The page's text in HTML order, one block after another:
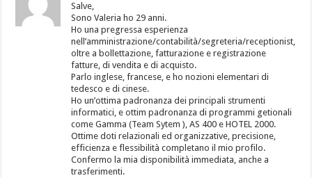
Salve,
Sono Valeria ho 29 anni.
Ho una pregressa esperienza
nell’amministrazione/contabilità/segreteria/receptionist,
oltre a bollettazione, fatturazione e registrazione
fatture, di vendita e di acquisto.
Parlo inglese, francese, e ho nozioni elementari di
tedesco e di cinese.
Ho un’ottima padronanza dei principali strumenti
informatici, e ottim padronanza di programmi getionali
come Gamma (Team Sytem ), AS 400 e HOTEL 2000.
Ottime doti relazionali ed organizzative, precisione,
efficienza e flessibilità completano il mio profilo.
Confermo la mia disponibilità immediata, anche a
trasferimenti.